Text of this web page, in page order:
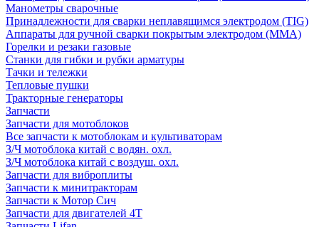
Манометры сварочные
Принадлежности для сварки неплавящимся электродом (TIG)
Аппараты для ручной сварки покрытым электродом (MMA)
Горелки и резаки газовые
Станки для гибки и рубки арматуры
Тачки и тележки
Тепловые пушки
Тракторные генераторы
Запчасти
Запчасти для мотоблоков
Все запчасти к мотоблокам и культиваторам
З/Ч мотоблока китай с водян. охл.
З/Ч мотоблока китай с воздуш. охл.
Запчасти для виброплиты
Запчасти к минитракторам
Запчасти к Мотор Сич
Запчасти для двигателей 4Т